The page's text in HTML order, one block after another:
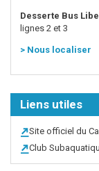
Desserte Bus
lignes 2 et 3
> Nous localiser
Liens utiles
Site officiel du
Club